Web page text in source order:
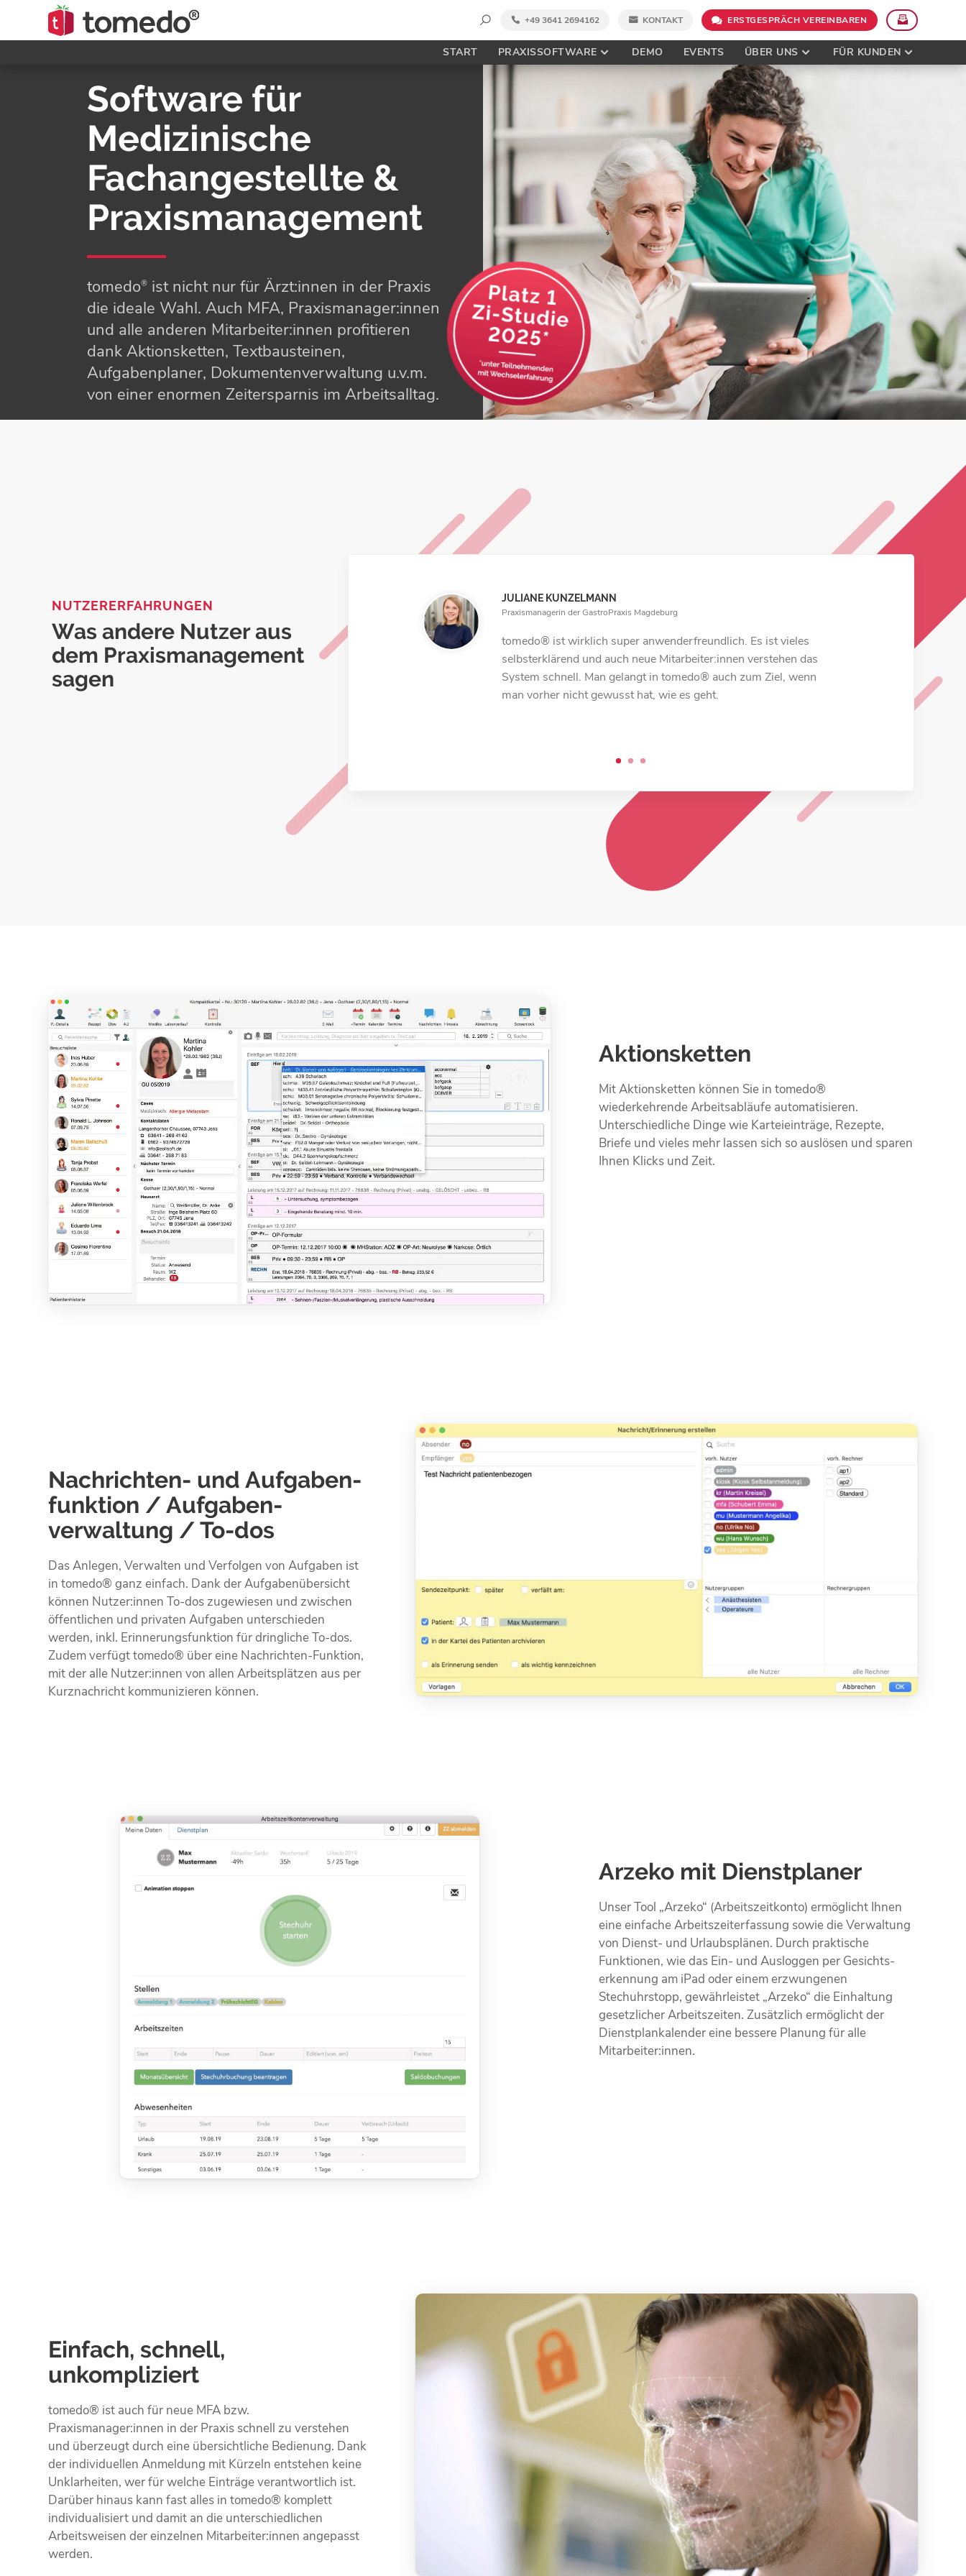
Suche
nach:
+49 3641 2694162 KONTAKT ERSTGESPRÄCH VEREINBAREN
START PRAXISSOFTWARE DEMO EVENTS ÜBER UNS FÜR KUNDEN
Software für
Medizinische
Fachan­gestellte &
Praxis­management
tomedo®ist nicht nur für Ärzt:innen in der Praxis
die ideale Wahl. Auch MFA, Praxismanager:innen
und alle anderen Mitarbeiter:innen profitieren
dank Aktionsketten, Textbausteinen,
Aufgabenplaner, Dokumenten­verwaltung u.v.m.
von einer enormen Zeiter­sparnis im Arbeits­alltag.
NUTZERERFAHRUNGEN
Was andere Nutzer aus
dem Praxismanagement
sagen
JULIANE KUNZELMANN
Praxismanagerin der GastroPraxis Magdeburg
tomedo® ist wirklich super anwenderfreundlich. Es ist vieles
selbsterklärend und auch neue Mitarbeiter:innen verstehen das
System schnell. Man gelangt in tomedo® auch zum Ziel, wenn
man vorher nicht gewusst hat, wie es geht.
SOPHIE ALBIN
Im Vergleich zu unserem Vorgängersystem ist tomedo® sehr
benutzerfreundlich. Es ist alles systematisch aufgebaut und es gibt
immer wiederkehrende Prozesse. Nach einer kurzen Erklärung
Aktionsketten
Mit Aktionsketten können Sie in tomedo®
wiederkehrende Arbeitsabläufe automatisieren.
Unterschiedliche Dinge wie Karteieinträge, Rezepte,
Briefe und vieles mehr lassen sich so auslösen und sparen
Ihnen Klicks und Zeit.
Nachrichten- und Aufgaben­
funktion / Aufgaben­
verwaltung / To-dos
Das Anlegen, Verwalten und Verfolgen von Aufgaben ist
in tomedo® ganz einfach. Dank der Aufgaben­übersicht
können Nutzer:innen To-dos zugewiesen und zwischen
öffentlichen und privaten Aufgaben unterschieden
werden, inkl. Erinnerungs­funktion für dringliche To-dos.
Zudem verfügt tomedo® über eine Nachrichten-Funktion,
mit der alle Nutzer:innen von allen Arbeitsplätzen aus per
Kurznachricht kommunizieren können.
Arzeko mit Dienstplaner
Unser Tool „Arzeko“ (Arbeitszeitkonto) ermöglicht Ihnen
eine einfache Arbeitszeit­erfassung sowie die Verwaltung
von Dienst- und Urlaubsplänen. Durch praktische
Funktionen, wie das Ein- und Ausloggen per Gesichts­
erkennung am iPad oder einem erzwungenen
Stechuhrstopp, gewährleistet „Arzeko“ die Einhaltung
gesetzlicher Arbeitszeiten. Zusätzlich ermöglicht der
Dienstplan­kalender eine bessere Planung für alle
Mitarbeiter:innen.
Einfach, schnell,
unkompliziert
tomedo® ist auch für neue MFA bzw.
Praxismanager:innen in der Praxis schnell zu verstehen
und überzeugt durch eine übersichtliche Bedienung. Dank
der individuellen Anmeldung mit Kürzeln entstehen keine
Unklarheiten, wer für welche Einträge verantwortlich ist.
Darüber hinaus kann fast alles in tomedo® komplett
individualisiert und damit an die unter­schiedlichen
Arbeitsweisen der einzelnen Mitarbeiter:innen angepasst
werden.